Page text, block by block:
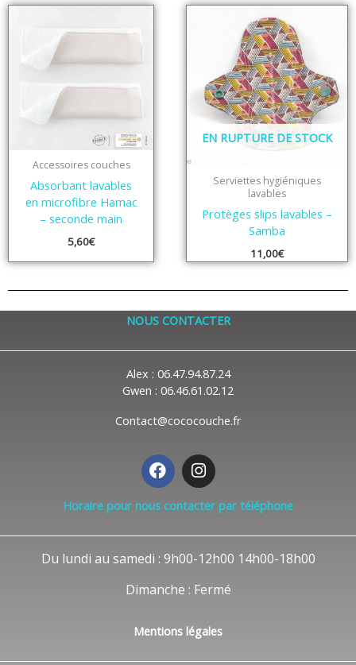
Accessoires couches
Absorbant lavables
en microfibre Hamac
– seconde main
5,60€
EN RUPTURE DE STOCK
Serviettes hygiéniques
lavables
Protèges slips lavables –
Samba
11,00€
NOUS CONTACTER
Alex : 06.47.94.87.24
Gwen : 06.46.61.02.12
Contact@cococouche.fr
F
a
c
e
o
I
n
s
t
r
m
Horaire pour nous contacter par téléphone
Du lundi au samedi : 9h00-12h00 14h00-18h00
Dimanche : Fermé
Mentions légales